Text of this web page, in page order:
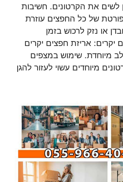
לשים את הקרטונים. חשיבות
של כל החפצים עוזרת
או נזק לרכוש בזמן
אריזת חפצים יקרים
מיוחדת. שימוש במצפים
מיוחדים עשוי לעזור להגן